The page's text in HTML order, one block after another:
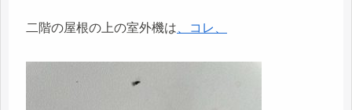
二階の屋根の上の室外機は 、コレ、